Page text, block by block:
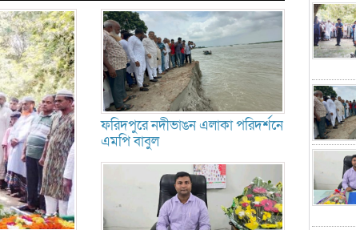
ফরিদপুরে নদীভাঙন এলাকা পরিদর্শনে
এমপি বাবুল